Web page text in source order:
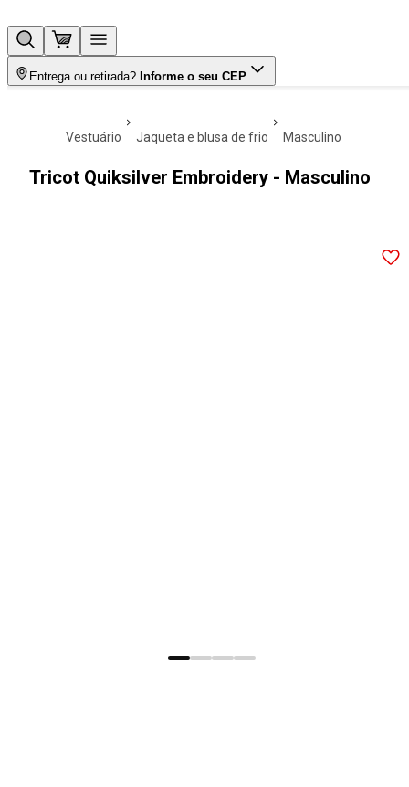
Entrega ou retirada? Informe o seu CEP
vestuário jaqueta e blusa de frio masculino
Tricot Quiksilver Embroidery - Masculino